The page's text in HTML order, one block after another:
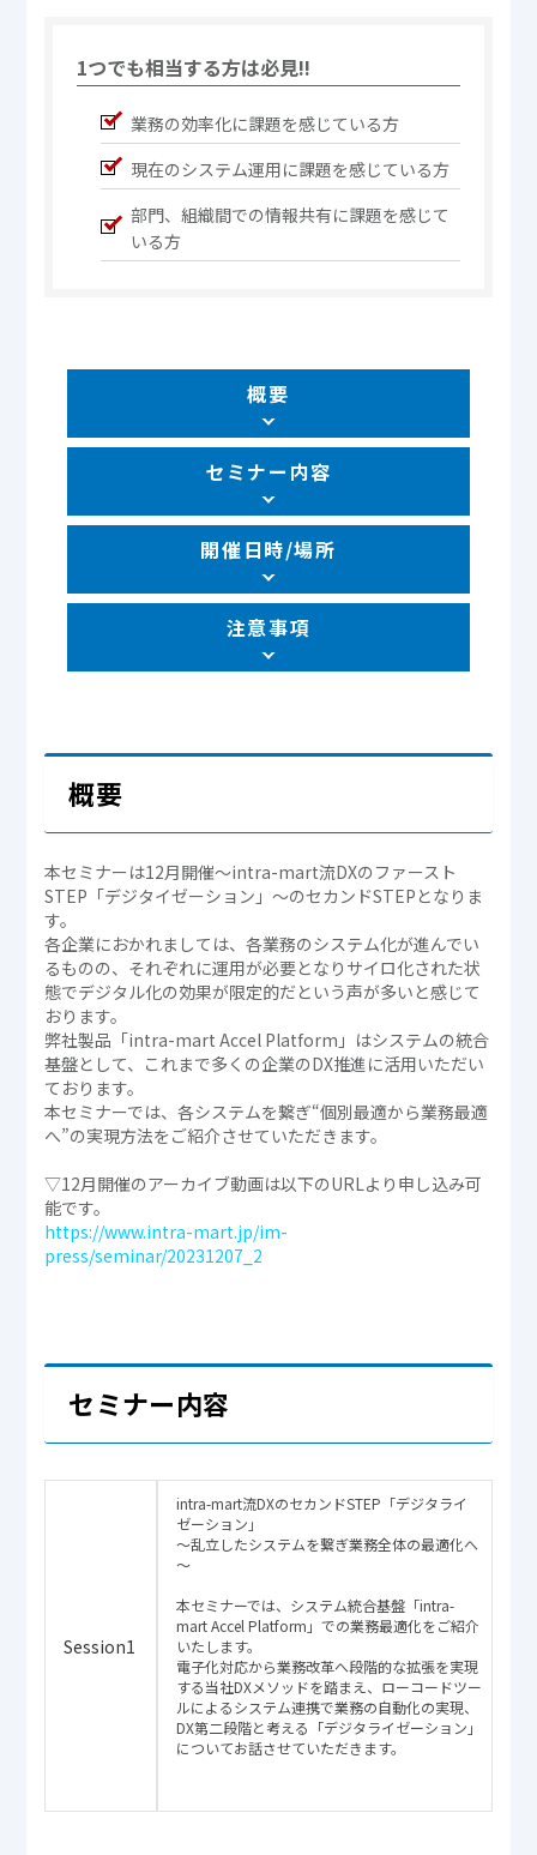
1つでも相当する方は必見!!
業務の効率化に課題を感じている方
現在のシステム運用に課題を感じている方
部門、組織間での情報共有に課題を感じて
いる方
概要
セミナー内容
開催日時/場所
注意事項
概要
本セミナーは12月開催～intra-mart流DXのファースト
STEP「デジタイゼーション」～のセカンドSTEPとなりま
す。
各企業におかれましては、各業務のシステム化が進んでい
るものの、それぞれに運用が必要となりサイロ化された状
態でデジタル化の効果が限定的だという声が多いと感じて
おります。
弊社製品「intra-mart Accel Platform」はシステムの統合
基盤として、これまで多くの企業のDX推進に活用いただい
ております。
本セミナーでは、各システムを繋ぎ“個別最適から業務最適
へ”の実現方法をご紹介させていただきます。
▽12月開催のアーカイブ動画は以下のURLより申し込み可
能です。
https://www.intra-mart.jp/im-
press/seminar/20231207_2
セミナー内容
Session1
intra-mart流DXのセカンドSTEP「デジタライ
ゼーション」
～乱立したシステムを繋ぎ業務全体の最適化へ
～
本セミナーでは、システム統合基盤「intra-
mart Accel Platform」での業務最適化をご紹介
いたします。
電子化対応から業務改革へ段階的な拡張を実現
する当社DXメソッドを踏まえ、ローコードツー
ルによるシステム連携で業務の自動化の実現、
DX第二段階と考える「デジタライゼーション」
についてお話させていただきます。